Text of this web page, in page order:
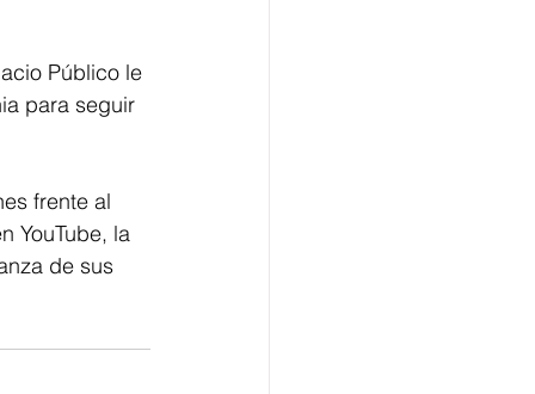
Público le
para seguir
frente al
YouTube, la
de sus